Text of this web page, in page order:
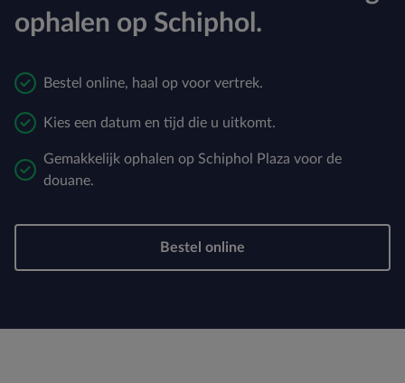
ophalen op Schiphol.
Bestel online, haal op voor vertrek.
Kies een datum en tijd die u uitkomt.
Gemakkelijk ophalen op Schiphol Plaza voor de
douane.
Bestel online